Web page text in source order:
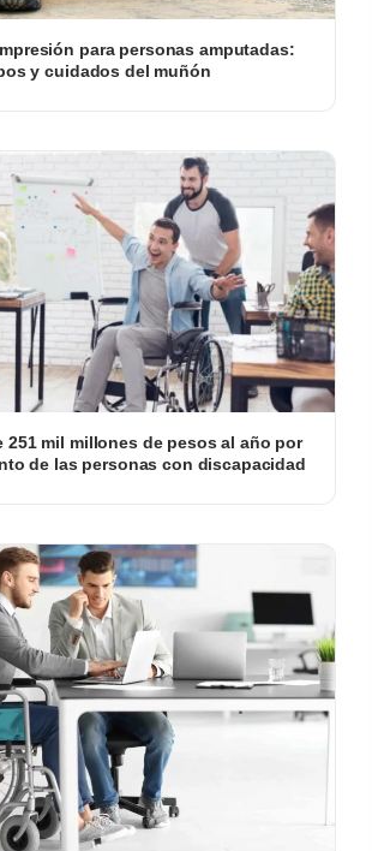
para personas amputadas:
y cuidados del muñón
251 mil millones de pesos al año por
de las personas con discapacidad